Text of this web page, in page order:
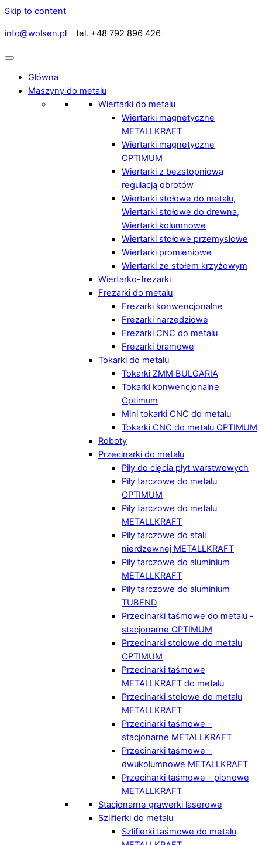
Skip to content
info@wolsen.pl tel. +48 792 896 426
Główna
Maszyny do metalu
Wiertarki do metalu
Wiertarki magnetyczne
METALLKRAFT
Wiertarki magnetyczne
OPTIMUM
Wiertarki z bezstopniową
regulacją obrotów
Wiertarki stołowe do metalu,
Wiertarki stołowe do drewna,
Wiertarki kolumnowe
Wiertarki stołowe przemysłowe
Wiertarki promieniowe
Wiertarki ze stołem krzyżowym
Wiertarko-frezarki
Frezarki do metalu
Frezarki konwencjonalne
Frezarki narzędziowe
Frezarki CNC do metalu
Frezarki bramowe
Tokarki do metalu
Tokarki ZMM BULGARIA
Tokarki konwencjonalne
Optimum
Mini tokarki CNC do metalu
Tokarki CNC do metalu OPTIMUM
Roboty
Przecinarki do metalu
Piły do cięcia płyt warstwowych
Piły tarczowe do metalu
OPTIMUM
Piły tarczowe do metalu
METALLKRAFT
Piły tarczowe do stali
nierdzewnej METALLKRAFT
Piły tarczowe do aluminium
METALLKRAFT
Piły tarczowe do aluminium
TUBEND
Przecinarki taśmowe do metalu -
stacjonarne OPTIMUM
Przecinarki stołowe do metalu
OPTIMUM
Przecinarki taśmowe
METALLKRAFT do metalu
Przecinarki stołowe do metalu
METALLKRAFT
Przecinarki taśmowe -
stacjonarne METALLKRAFT
Przecinarki taśmowe -
dwukolumnowe METALLKRAFT
Przecinarki taśmowe - pionowe
METALLKRAFT
Stacjonarne grawerki laserowe
Szlifierki do metalu
Szlifierki taśmowe do metalu